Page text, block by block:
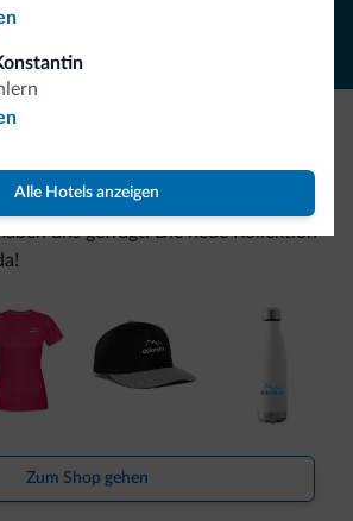
Alle Hotels anzeigen
entdecken Sie die neue
uns gefragt. Die neue Kollektion
Zum Shop gehen